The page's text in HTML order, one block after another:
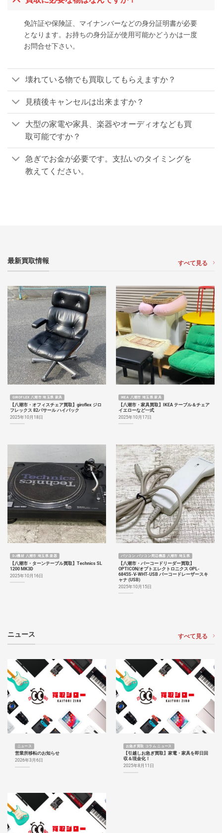
免許証や保険証、マイナンバーなどの身分証明書が必要
となります。お持ちの身分証が使用可能かどうかは一度
お問合せ下さい。
壊れている物でも買取してもらえますか？
見積後キャンセルは出来ますか？
大型の家電や家具、楽器やオーディオなども買
取可能ですか？
急ぎでお金が必要です。支払いのタイミングを
教えてください。
最新買取情報 すべて見る
GIROFLEX 八潮市 埼玉県 家具
【八潮市・オフィスチェア買取】giroflex ジロ
フレックス 82パサール ハイバック
2025年10月18日
IKEA 八潮市 埼玉県 家具
【八潮市・家具買取】IKEA テーブル＆チェア
イエローなど一式
2025年10月17日
DJ機材 八潮市 埼玉県 楽器
【八潮市・ターンテーブル買取】Technics SL
1200 MK3D
2025年10月16日
パソコン パソコン周辺機器 八潮市 埼玉県
【八潮市・バーコードリーダー買取】
OPTICON/オプトエレクトロニクス OPL-
6845S-V-WHT-USB バーコードレーザースキ
ャナ (USB)
2025年10月15日
ニュース すべて見る
ニュース
営業所移転のお知らせ
2026年3月6日
お急ぎ買取 コラム ニュース
【引越しお急ぎ買取】家電・家具を即日回
収＆現金化！
2025年8月11日